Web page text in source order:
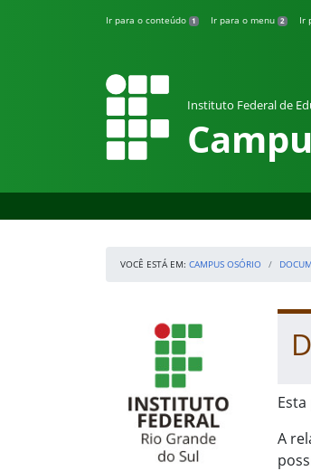
Ir para o conteúdo 1 Ir para o menu 2 Ir
Instituto Federal de
VOCÊ ESTÁ EM: CAMPUS OSÓRIO
Início da navegação
A